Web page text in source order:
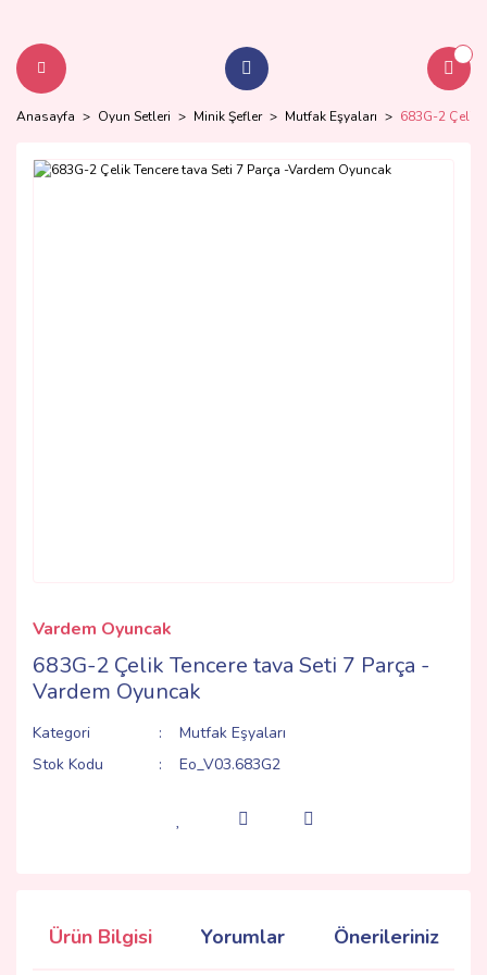
Anasayfa Oyun Setleri Minik Şefler Mutfak Eşyaları 683G-2 Çelik
Vardem Oyuncak
683G-2 Çelik Tencere tava Seti 7 Parça -
Vardem Oyuncak
Kategori
Mutfak Eşyaları
Stok Kodu
Eo_V03.683G2
Ürün Bilgisi Yorumlar Önerileriniz